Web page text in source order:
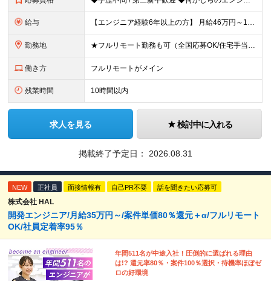
給与 【エンジニア経験6年以上の方】 月給46万円～100万円（固定残業代含む） ※上記月給には月30時間分の固定残業代（月8万7,400円～月19万円）を含む。超過分は全額支給。 【エンジニア経験4年以
勤務地 ★フルリモート勤務も可（全国応募OK/住宅手当を支給します） ※案件によって常駐が必要になる場合があります。 ※希望がない限り、転勤はありません ※U・Iターン歓迎 ★ルトラの社員は全国各地で活躍中
働き方 フルリモートがメイン
残業時間 10時間以内
求人を見る 検討中に入れる
掲載終了予定日： 2026.08.31
NEW 正社員 面接情報有 自己PR不要 話を聞きたい応募可
株式会社 HAL
開発エンジニア/月給35万円～/案件単価80％還元＋α/フルリモート
OK/社員定着率95％
年間511名が中途入社！圧倒的に選ばれる理由
は!? 還元率80％・案件100％選択・待機率ほぼゼ
ロの好環境